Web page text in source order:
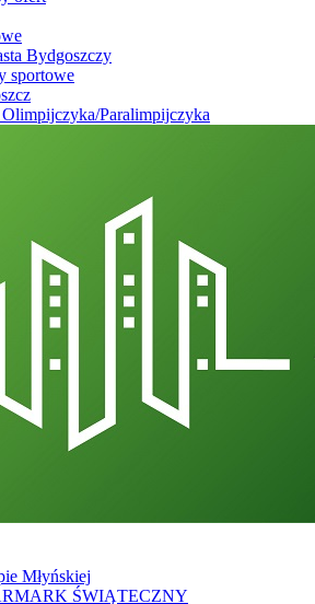
Bydgoszczy
sportowe
Paralimpijczyka
Młyńskiej
ŚWIĄTECZNY